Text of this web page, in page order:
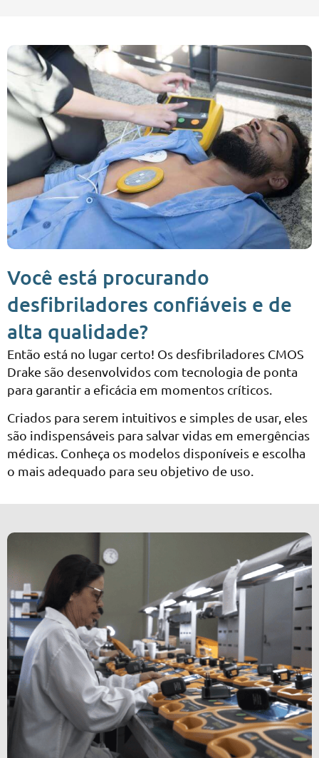
Você está procurando
desfibriladores confiáveis ​​e de
alta qualidade?
Então está no lugar certo! Os desfibriladores CMOS
Drake são desenvolvidos com tecnologia de ponta
para garantir a eficácia em momentos críticos.
Criados para serem intuitivos e simples de usar, eles
são indispensáveis ​​para salvar vidas em emergências
médicas. Conheça os modelos disponíveis e escolha
o mais adequado para seu objetivo de uso.